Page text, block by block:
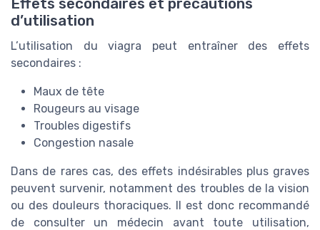
Effets secondaires et précautions
d’utilisation
L’utilisation du viagra peut entraîner des effets
secondaires :
Maux de tête
Rougeurs au visage
Troubles digestifs
Congestion nasale
Dans de rares cas, des effets indésirables plus graves
peuvent survenir, notamment des troubles de la vision
ou des douleurs thoraciques. Il est donc recommandé
de consulter un médecin avant toute utilisation,